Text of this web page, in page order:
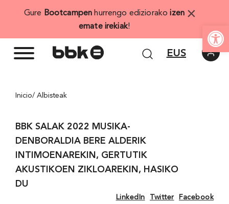
Gure Bootcampen hurrengo ediziorakoizen
emate irekiak!
×
EUS
Inicio/ Albisteak
BBK SALAK 2022 MUSIKA-
DENBORALDIA BERE ALDERIK
INTIMOENAREKIN, GERTUTIK
AKUSTIKOEN ZIKLOAREKIN, HASIKO
DU
LinkedIn Twitter Facebook